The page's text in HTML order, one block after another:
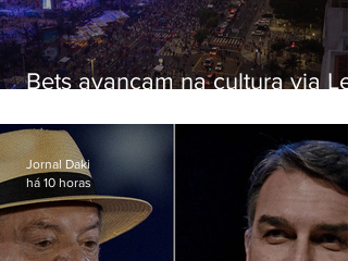
Bets avançam na cultura via Lei
artistas
Jornal Daki
há 10 horas